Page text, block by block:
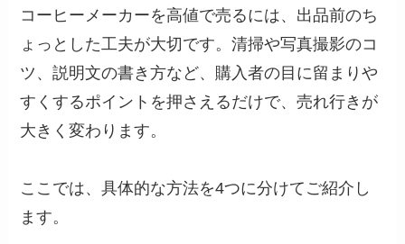
コーヒーメーカーを高値で売るには、出品前のち
ょっとした工夫が大切です。清掃や写真撮影のコ
ツ、説明文の書き方など、購入者の目に留まりや
すくするポイントを押さえるだけで、売れ行きが
大きく変わります。
ここでは、具体的な方法を4つに分けてご紹介し
ます。